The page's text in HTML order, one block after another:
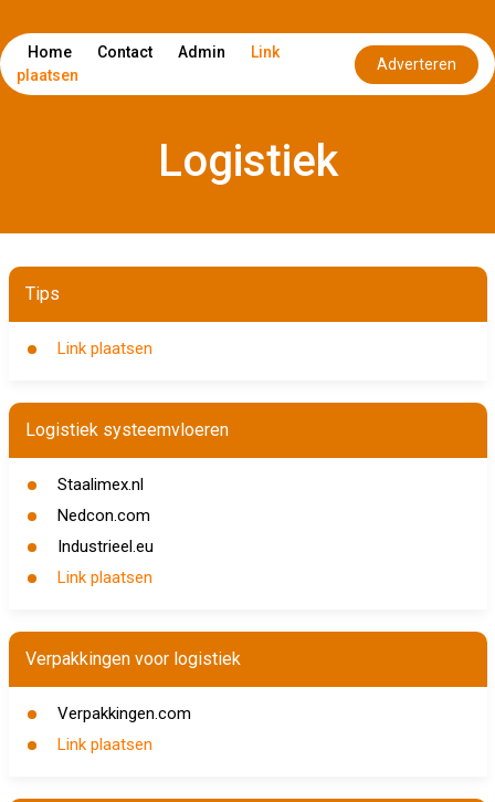
Home Contact Admin
Link
plaatsen
Adverteren
Logistiek
Tips
Link plaatsen
Logistiek systeemvloeren
Staalimex.nl
Nedcon.com
Industrieel.eu
Link plaatsen
Verpakkingen voor logistiek
Verpakkingen.com
Link plaatsen